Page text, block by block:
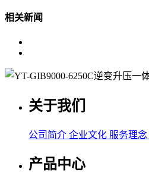
相关新闻
关于我们
公司简介 企业文化 服务理念
产品中心